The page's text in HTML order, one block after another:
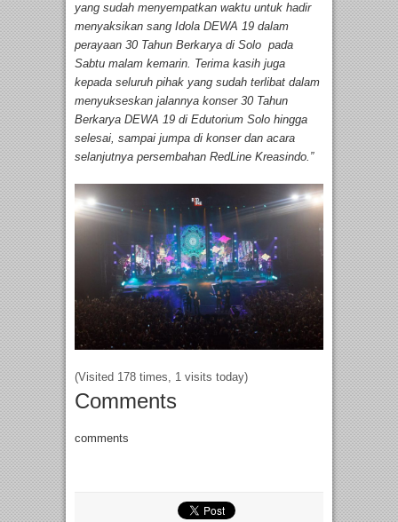
yang sudah menyempatkan waktu untuk hadir
menyaksikan sang Idola DEWA 19 dalam
perayaan 30 Tahun Berkarya di Solo pada
Sabtu malam kemarin. Terima kasih juga
kepada seluruh pihak yang sudah terlibat dalam
menyukseskan jalannya konser 30 Tahun
Berkarya DEWA 19 di Edutorium Solo hingga
selesai, sampai jumpa di konser dan acara
selanjutnya persembahan RedLine Kreasindo.”
(Visited 178 times, 1 visits today)
Comments
comments